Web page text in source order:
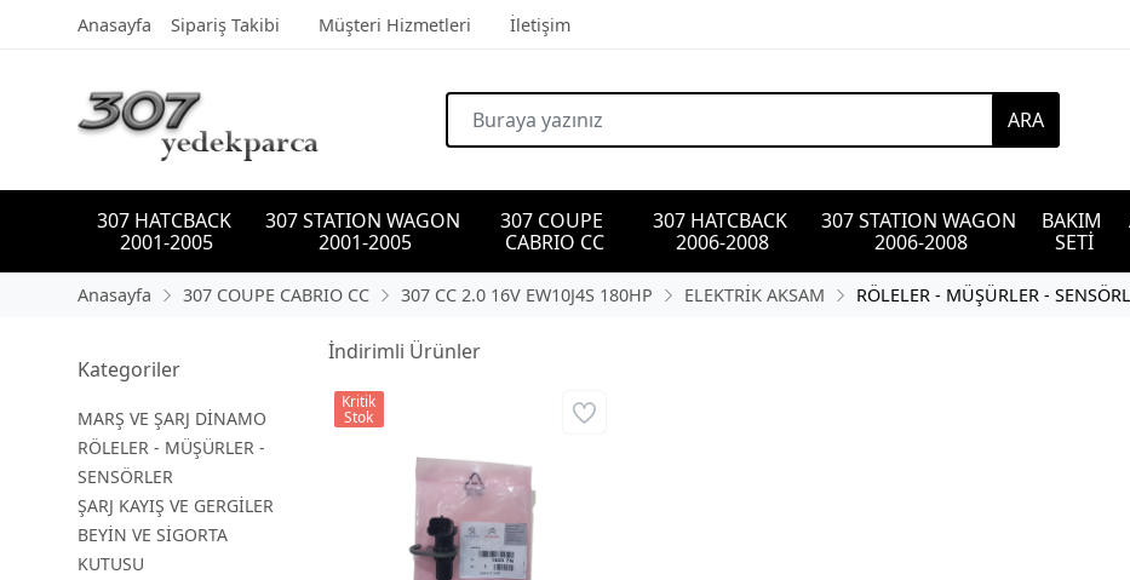
Anasayfa Sipariş Takibi Müşteri Hizmetleri İletişim
ARA
307 HATCBACK
2001-2005
307 STATION WAGON
2001-2005
307 COUPE
CABRIO CC
307 HATCBACK
2006-2008
307 STATION WAGON
2006-2008
BAKIM
SETİ
Anasayfa 307 COUPE CABRIO CC 307 CC 2.0 16V EW10J4S 180HP ELEKTRİK AKSAM RÖLELER - MÜŞÜRLER -
Kategoriler
MARŞ VE ŞARJ DİNAMO
RÖLELER - MÜŞÜRLER -
SENSÖRLER
ŞARJ KAYIŞ VE GERGİLER
BEYİN VE SİGORTA
KUTUSU
İndirimli Ürünler
Kritik
Stok